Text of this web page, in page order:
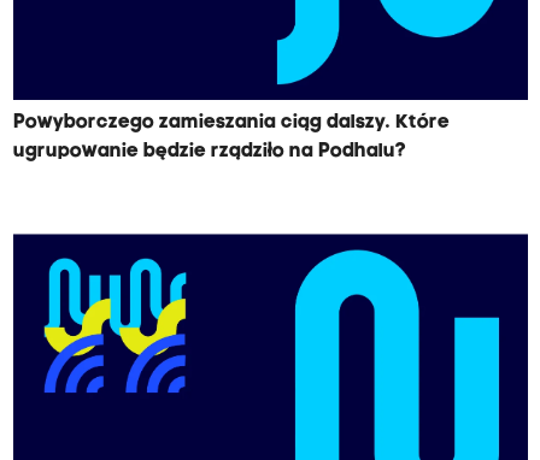
Powyborczego zamieszania ciąg dalszy. Które
ugrupowanie będzie rządziło na Podhalu?